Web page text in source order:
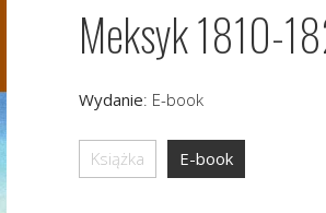
Meksyk 1810-
Wydanie: E-book
Książka E-book